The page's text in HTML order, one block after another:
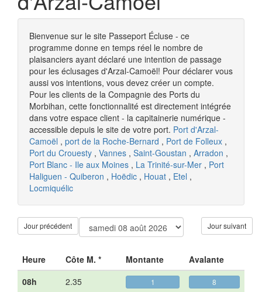
Bienvenue sur le site Passeport Écluse - ce
programme donne en temps réel le nombre de
plaisanciers ayant déclaré une intention de passage
pour les éclusages d'Arzal-Camoël! Pour déclarer vous
aussi vos intentions, vous devez créer un compte.
Pour les clients de la Compagnie des Ports du
Morbihan, cette fonctionnalité est directement intégrée
dans votre espace client - la capitainerie numérique -
accessible depuis le site de votre port. Port d'Arzal-
Camoël , port de la Roche-Bernard , Port de Folleux ,
Port du Crouesty , Vannes , Saint-Goustan , Arradon ,
Port Blanc - Ile aux Moines , La Trinité-sur-Mer , Port
Haliguen - Quiberon , Hoëdic , Houat , Etel ,
Locmiquélic
Jour précédent Jour suivant
Heure Côte M. * Montante
Avalante
08h
2.35 1 8